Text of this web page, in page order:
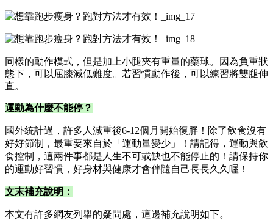
同樣的動作模式，但是加上小腿夾有重量的藥球。因為負重狀
態下，可以屈膝減低難度。若習慣動作後，可以練習將雙腿伸
直。
運動為什麼不能停？
國外統計過，許多人減重後6-12個月開始復胖！除了飲食沒有
好好節制，最重要來自於「運動量變少」！請記得，運動與飲
食控制，這兩件事都是人生不可或缺也不能停止的！請保持你
的運動好習慣，好身材與健康才會伴隨自己長長久久喔！
文末補充說明：
本文有許多網友列舉的疑問處，這邊補充說明如下。